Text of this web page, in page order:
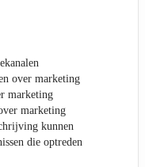
over marketing
marketing
marketing
kunnen
die optreden